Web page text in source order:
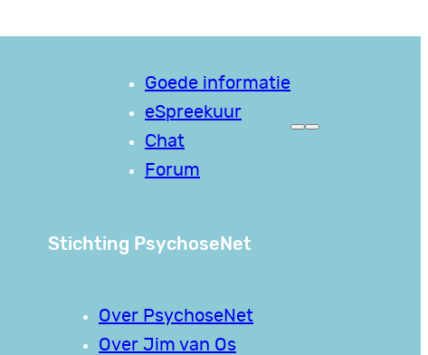
Goede informatie
eSpreekuur
Chat
Forum
Stichting PsychoseNet
Over PsychoseNet
Over Jim van Os